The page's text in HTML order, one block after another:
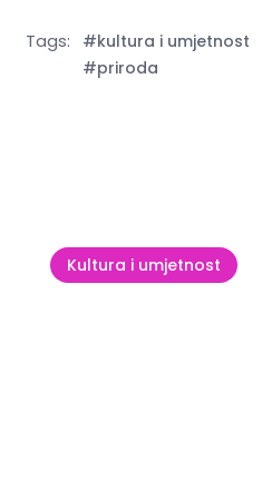
Tags: #kultura i umjetnost
#priroda
Kultura i umjetnost